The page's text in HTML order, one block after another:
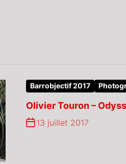
Barrobjectif 2017
Olivier Touron –
13 juillet 2017